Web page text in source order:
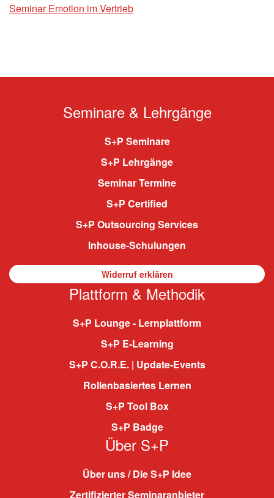
Seminar Emotion im Vertrieb
Seminare & Lehrgänge
S+P Seminare
S+P Lehrgänge
Seminar Termine
S+P Certified
S+P Outsourcing Services
Inhouse-Schulungen
Widerruf erklären
Plattform & Methodik
S+P Lounge - Lernplattform
S+P E-Learning
S+P C.O.R.E. | Update-Events
Rollenbasiertes Lernen
S+P Tool Box
S+P Badge
Über S+P
Über uns / Die S+P Idee
Zertifizierter Seminaranbieter